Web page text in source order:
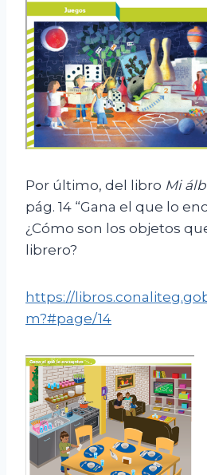
Por último, del libro Mi
pág. 14 “Gana el que lo
¿Cómo son los objetos
librero?
https://
m?#page/14